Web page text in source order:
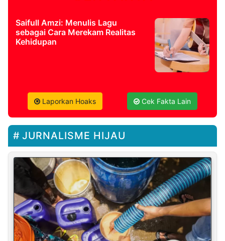
Saifull Amzi: Menulis Lagu
sebagai Cara Merekam Realitas
Kehidupan
Laporkan Hoaks Cek Fakta Lain
JURNALISME HIJAU